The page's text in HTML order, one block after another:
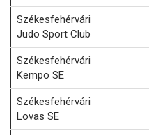
Székesfehérvári
Judo Sport Club
Székesfehérvári
Kempo SE
Székesfehérvári
Lovas SE